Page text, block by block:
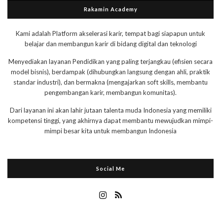
Rakamin Academy
Kami adalah Platform akselerasi karir, tempat bagi siapapun untuk
belajar dan membangun karir di bidang digital dan teknologi
Menyediakan layanan Pendidikan yang paling terjangkau (efisien secara
model bisnis), berdampak (dihubungkan langsung dengan ahli, praktik
standar industri), dan bermakna (mengajarkan soft skills, membantu
pengembangan karir, membangun komunitas).
Dari layanan ini akan lahir jutaan talenta muda Indonesia yang memiliki
kompetensi tinggi, yang akhirnya dapat membantu mewujudkan mimpi-
mimpi besar kita untuk membangun Indonesia
Social Me